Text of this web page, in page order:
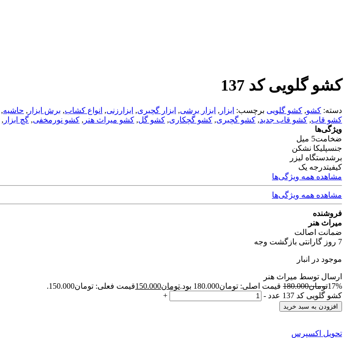
کشو گلویی کد 137
دسته: کشو, کشو گلویی برچسب: ابزار , ابزار برشی, ابزار گچبری, ابزارزنی, انواع کشاب, برش ابزار , حاشیه,
کشو قاب, کشو قاب جدید, کشو گچبری, کشو گچکاری, کشو گل, کشو میراث هنر , کشو نورمخفی, گچ ابزار ,
ویژگی‌ها
ضخامت5 میل
جنسپلیکا نشکن
برشدستگاه لیزر
کیفیتدرجه یک
مشاهده همه ویژگی‌ها
مشاهده همه ویژگی‌ها
فروشنده
میراث هنر
ضمانت اصالت
7 روز گارانتی بازگشت وجه
موجود در انبار
ارسال توسط میراث هنر
17%تومان180.000 قیمت اصلی: تومان180.000 بود. تومان150.000قیمت فعلی: تومان150.000.
کشو گلویی کد 137 عدد
-
+
افزودن به سبد خرید
تحویل اکسپرس